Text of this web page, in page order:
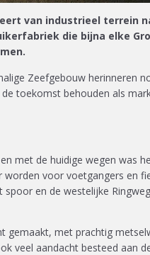
van industrieel terrein
die bijna elke
Zeefgebouw herinneren
toekomst behouden als
met de huidige wegen was
voor voetgangers en
en de westelijke
gemaakt, met prachtig
veel aandacht besteed aan